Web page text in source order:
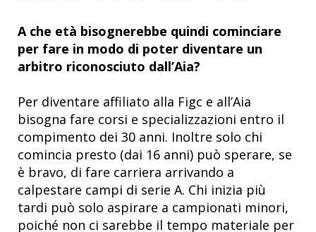
A che età bisognerebbe quindi cominciare
per fare in modo di poter diventare un
arbitro riconosciuto dall’Aia?
Per diventare affiliato alla Figc e all’Aia
bisogna fare corsi e specializzazioni entro il
compimento dei 30 anni. Inoltre solo chi
comincia presto (dai 16 anni) può sperare, se
è bravo, di fare carriera arrivando a
calpestare campi di serie A. Chi inizia più
tardi può solo aspirare a campionati minori,
poiché non ci sarebbe il tempo materiale per